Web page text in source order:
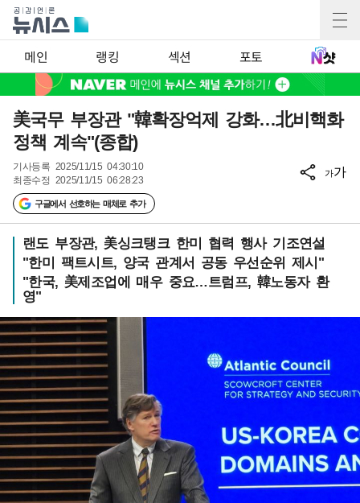
메인 랭킹 섹션 포토
美국무 부장관 "韓확장억제 강화…北비핵화
정책 계속"(종합)
기사등록 2025/11/15 04:30:10
최종수정 2025/11/15 06:28:23
구글에서 선호하는 매체로 추가
가가
랜도 부장관, 美싱크탱크 한미 협력 행사 기조연설
"한미 팩트시트, 양국 관계서 공동 우선순위 제시"
"한국, 美제조업에 매우 중요…트럼프, 韓노동자 환
영"